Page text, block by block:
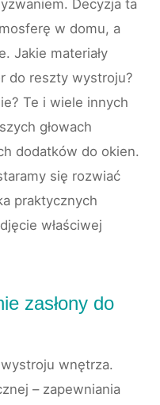
Decyzja ta
w domu, a
Jakie materiały
do reszty wystroju?
Te i wiele innych
głowach
dodatków do okien.
się rozwiać
praktycznych
właściwej
zasłony do
wystroju wnętrza.
– zapewniania